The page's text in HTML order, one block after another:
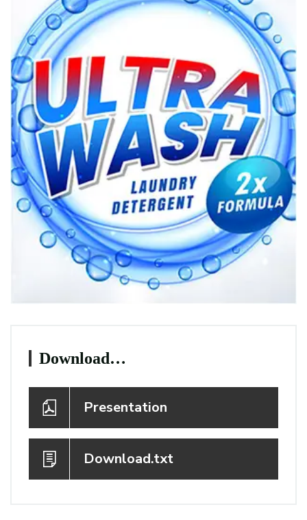
Download…
Presentation
Download.txt